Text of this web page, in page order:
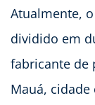
Atualmente,
dividido em
fabricante de
Mauá, cidade